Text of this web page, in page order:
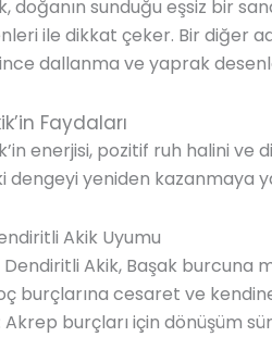
doğanın sunduğu eşsiz bir
ile dikkat çeker. Bir diğer
dallanma ve yaprak
Faydaları
enerjisi, pozitif ruh halini
dengeyi yeniden kazanmaya
Akik Uyumu
Dendiritli Akik, Başak burcuna
burçlarına cesaret ve
: Akrep burçları için dönüşüm